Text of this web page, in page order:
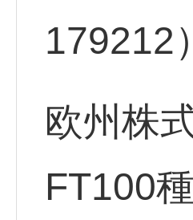
179212）
欧州株
FT100